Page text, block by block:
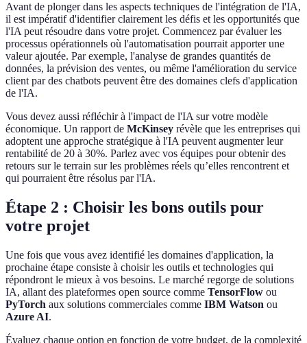
Avant de plonger dans les aspects techniques de l'intégration de l'IA,
il est impératif d'identifier clairement les défis et les opportunités que
l'IA peut résoudre dans votre projet. Commencez par évaluer les
processus opérationnels où l'automatisation pourrait apporter une
valeur ajoutée. Par exemple, l'analyse de grandes quantités de
données, la prévision des ventes, ou même l'amélioration du service
client par des chatbots peuvent être des domaines clefs d'application
de l'IA.
Vous devez aussi réfléchir à l'impact de l'IA sur votre modèle
économique. Un rapport de McKinsey révèle que les entreprises qui
adoptent une approche stratégique à l'IA peuvent augmenter leur
rentabilité de 20 à 30%. Parlez avec vos équipes pour obtenir des
retours sur le terrain sur les problèmes réels qu’elles rencontrent et
qui pourraient être résolus par l'IA.
Étape 2 : Choisir les bons outils pour
votre projet
Une fois que vous avez identifié les domaines d'application, la
prochaine étape consiste à choisir les outils et technologies qui
répondront le mieux à vos besoins. Le marché regorge de solutions
IA, allant des plateformes open source comme TensorFlow ou
PyTorch aux solutions commerciales comme IBM Watson ou
Azure AI.
Évaluez chaque option en fonction de votre budget, de la complexité